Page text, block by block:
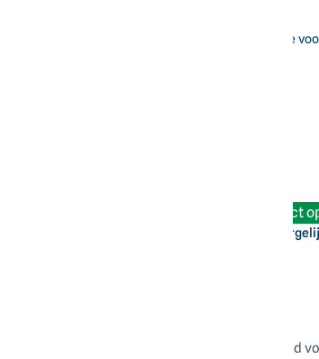
gebruik op de openbare weg binnen de wettelijke
Contact
een krachtige, comfortabele en veelzijdige quad